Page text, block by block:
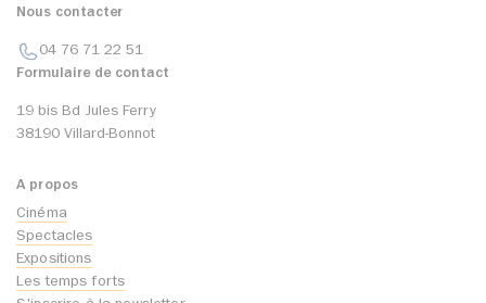
Nous contacter
04 76 71 22 51
Formulaire de contact
19 bis Bd Jules Ferry
38190 Villard-Bonnot
A propos
Cinéma
Spectacles
Expositions
Les temps forts